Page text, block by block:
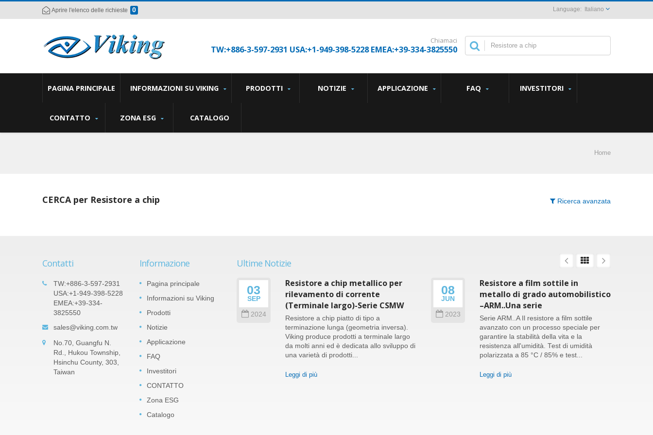
Aprire l'elenco delle richieste 0 Italiano
Chiamaci
TW:+886-3-597-2931 USA:+1-949-398-5228 EMEA:+39-334-3825550
PAGINA PRINCIPALE INFORMAZIONI SU VIKING PRODOTTI NOTIZIE APPLICAZIONE FAQ INVESTITORI
CONTATTO ZONA ESG CATALOGO
Home
CERCA per Resistore a chip Ricerca avanzata
Contatti
TW:+886-3-597-2931
USA:+1-949-398-5228
EMEA:+39-334-
3825550
sales@viking.com.tw
No.70, Guangfu N.
Rd., Hukou Township,
Hsinchu County, 303,
Taiwan
Informazione
Pagina principale
Informazioni su Viking
Prodotti
Notizie
Applicazione
FAQ
Investitori
CONTATTO
Zona ESG
Catalogo
Ultime Notizie
05
SEP
2022
Prodotti importanti: Resistenza
a chip di precisione in film sottile
di nitruro di tantalio (TaN) -
Il film di TaN (nitruro di tantalio) è uno
strato barriera in pentossido di tantalio
impermeabile all'umidità che può resistere
ad alta umidità relativa. TaN è molto più
robusto nel resistere...
03
SEP
2024
Resistore a chip metallico per
rilevamento di corrente
(Terminale largo)-Serie CSMW
Resistore a chip piatto di tipo a
terminazione lunga (geometria inversa).
Viking produce prodotti a terminale largo
da molti anni ed è dedicata allo sviluppo di
una varietà di prodotti...
Leggi di più
08
JUN
2023
Resistore a film sottile in
metallo di grado automobilistico
–ARM..Una serie
Serie ARM..A Il resistore a film sottile
avanzato con un processo speciale per
garantire la stabilità della vita e la
resistenza all'umidità. Test di umidità
polarizzata a 85 °C / 85% e test...
Leggi di più